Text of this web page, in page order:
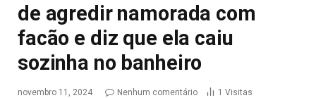
de agredir namorada com
facão e diz que ela caiu
sozinha no banheiro
novembro 11, 2024 Nenhum comentário 1 Visitas